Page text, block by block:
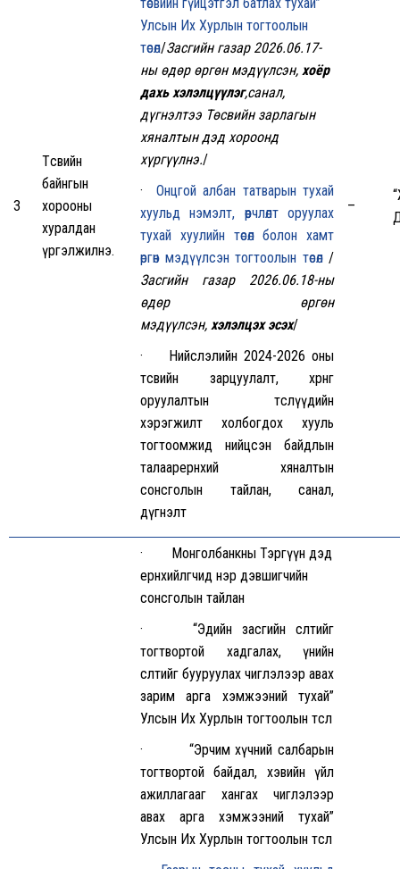
3
Төсвийн
байнгын
хорооны
хуралдан
үргэлжилнэ.
Улсын Их Хурлын тогтоолын
төсөл/Засгийн газар 2026.06.17-
ны өдөр өргөн мэдүүлсэн, хоёр
дахь хэлэлцүүлэг,санал,
дүгнэлтээ Төсвийн зарлагын
хяналтын дэд хороонд
хүргүүлнэ./
· Онцгой албан татварын тухай
хуульд нэмэлт, өөрчлөлт оруулах
тухай хуулийн төсөл болон хамт
өргөн мэдүүлсэн тогтоолын төсөл/
Засгийн газар 2026.06.18-ны
өдөр өргөн
мэдүүлсэн, хэлэлцэх эсэх/
· Нийслэлийн 2024-2026 оны
төсвийн зарцуулалт, хөрөнгө
оруулалтын төслүүдийн
хэрэгжилт холбогдох хууль
тогтоомжид нийцсэн байдлын
талаарерөнхий хяналтын
сонсголын тайлан, санал,
дүгнэлт
–
· Монголбанкны Тэргүүн дэд
ерөнхийлөгчид нэр дэвшигчийн
сонсголын тайлан
· “Эдийн засгийн өсөлтийг
тогтвортой хадгалах, үнийн
өсөлтийг бууруулах чиглэлээр авах
зарим арга хэмжээний тухай”
Улсын Их Хурлын тогтоолын төсөл
· “Эрчим хүчний салбарын
тогтвортой байдал, хэвийн үйл
ажиллагааг хангах чиглэлээр
авах арга хэмжээний тухай”
Улсын Их Хурлын тогтоолын төсөл